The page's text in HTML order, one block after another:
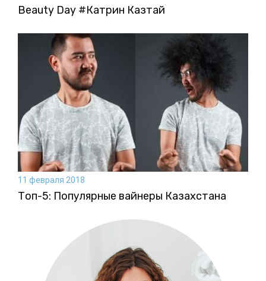
Beauty Day #Катрин Казтай
11 февраля 2018
Топ-5: Популярные вайнеры Казахстана